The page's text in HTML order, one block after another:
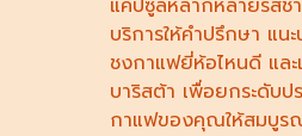
บริการให้คำปรึกษา แน
ชงกาแฟยี่ห้อไหนดีและ
บาริสต้า เพื่อยกระดับ
กาแฟของคุณให้สมบูร